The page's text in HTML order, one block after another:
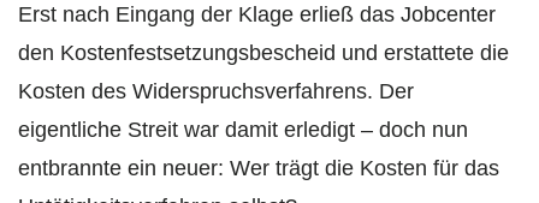
Erst nach Eingang der Klage erließ das Jobcenter
den Kostenfestsetzungsbescheid und erstattete die
Kosten des Widerspruchsverfahrens. Der
eigentliche Streit war damit erledigt – doch nun
entbrannte ein neuer: Wer trägt die Kosten für das